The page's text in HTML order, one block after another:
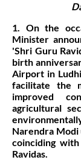
1. On the
Minister
'Shri Guru
birth
Airport in
facilitate the
improved
agricultural
Narendra Modi
coinciding
Ravidas.